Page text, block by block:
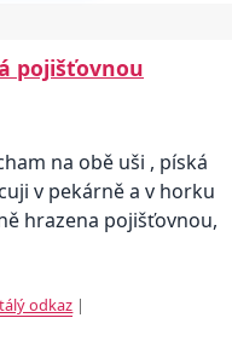
pojišťovnou
na obě uši , píská
v pekárně a v horku
hrazena pojišťovnou,
odkaz |